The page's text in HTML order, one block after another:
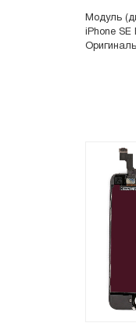
Модуль
iPhone SE